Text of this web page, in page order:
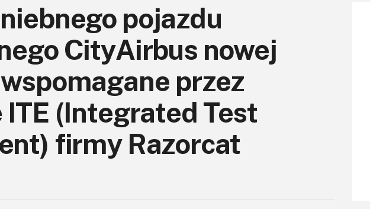
pojazdu
CityAirbus nowej
przez
(Integrated Test
firmy Razorcat